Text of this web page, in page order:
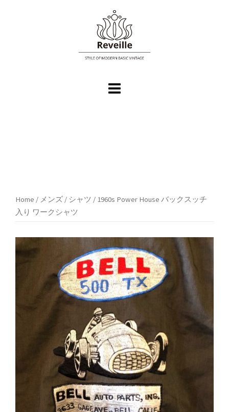
Home / メンズ / シャツ / 1960s Power House バックスッチ
入り ワークシャツ